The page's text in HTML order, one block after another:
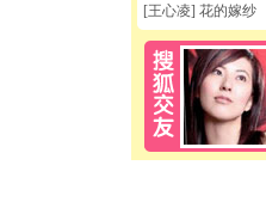
[王心凌] 花的嫁纱